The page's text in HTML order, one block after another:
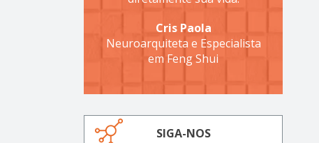
Cris Paola
Neuroarquiteta e Especialista
em Feng Shui
SIGA-NOS